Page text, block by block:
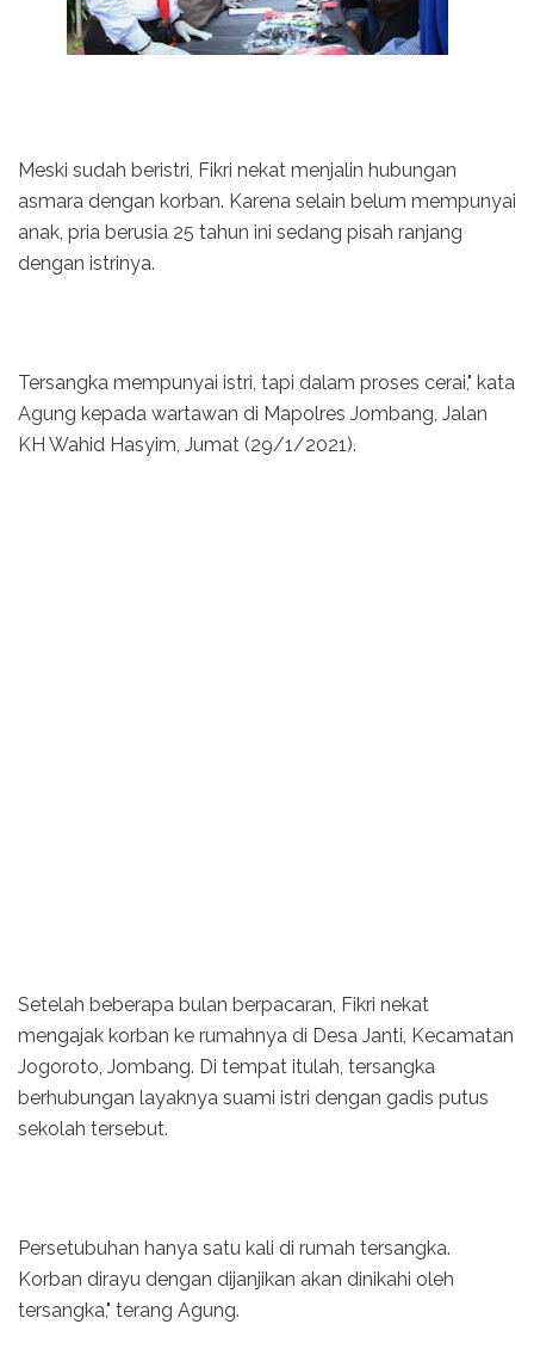
Meski sudah beristri, Fikri nekat menjalin hubungan
asmara dengan korban. Karena selain belum mempunyai
anak, pria berusia 25 tahun ini sedang pisah ranjang
dengan istrinya.
Tersangka mempunyai istri, tapi dalam proses cerai," kata
Agung kepada wartawan di Mapolres Jombang, Jalan
KH Wahid Hasyim, Jumat (29/1/2021).
Setelah beberapa bulan berpacaran, Fikri nekat
mengajak korban ke rumahnya di Desa Janti, Kecamatan
Jogoroto, Jombang. Di tempat itulah, tersangka
berhubungan layaknya suami istri dengan gadis putus
sekolah tersebut.
Persetubuhan hanya satu kali di rumah tersangka.
Korban dirayu dengan dijanjikan akan dinikahi oleh
tersangka," terang Agung.